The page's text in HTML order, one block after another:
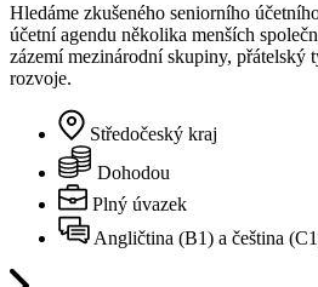
Hledáme zkušeného seniorního
účetní agendu několika menších
zázemí mezinárodní skupiny, přátelský
rozvoje.
Středočeský kraj
Dohodou
Plný úvazek
Angličtina (B1) a čeština